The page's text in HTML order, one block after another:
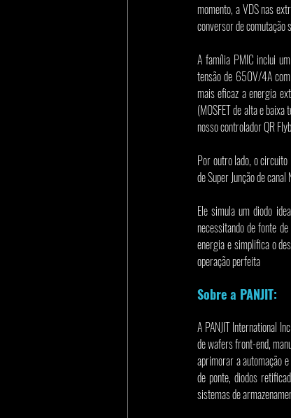
momento, a VDS nas
conversor de comutação
A família PMIC inclui
tensão de 650V/4A
mais eficaz a energia
(MOSFET de alta e
nosso controlador QR
Por outro lado, o
de Super Junção de
Ele simula um diodo
necessitando de fonte
energia e simplifica o
operação perfeita
Sobre a PANJIT:
A PANJIT International
de wafers front-end,
aprimorar a automação
de ponte, diodos
sistemas de